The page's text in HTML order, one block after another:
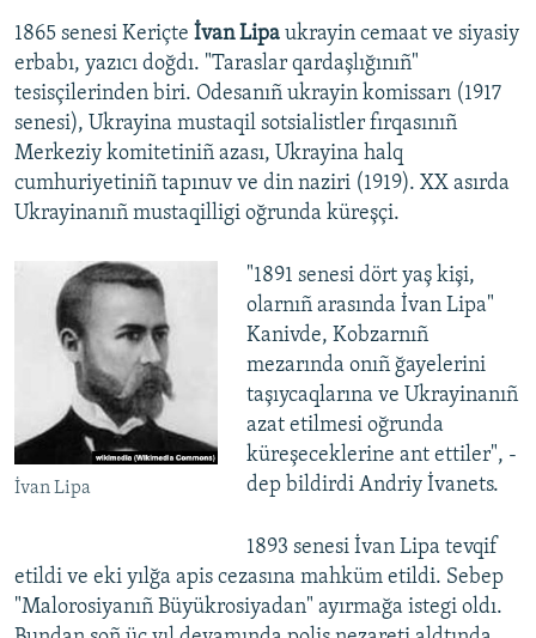
1865 senesi Keriçte İvan Lipa ukrayin cemaat ve siyasiy
erbabı, yazıcı doğdı. "Taraslar qardaşlığınıñ"
tesisçilerinden biri. Odesanıñ ukrayin komissarı (1917
senesi), Ukrayina mustaqil sotsialistler fırqasınıñ
Merkeziy komitetiniñ azası, Ukrayina halq
cumhuriyetiniñ tapınuv ve din naziri (1919). XX asırda
Ukrayinanıñ mustaqilligi oğrunda küreşçi.
İvan Lipa
"1891 senesi dört yaş kişi,
olarnıñ arasında İvan Lipa"
Kanivde, Kobzarnıñ
mezarında onıñ ğayelerini
taşıycaqlarına ve Ukrayinanıñ
azat etilmesi oğrunda
küreşeceklerine ant ettiler", -
dep bildirdi Andriy İvanets.
1893 senesi İvan Lipa tevqif
etildi ve eki yılğa apis cezasına mahküm etildi. Sebep
"Malorosiyanıñ Büyükrosiyadan" ayırmağa istegi oldı.